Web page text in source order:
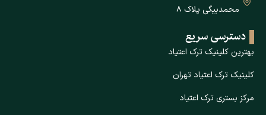
محمدبیگی پلاک ۸
دسترسی سریع
بهترین کلینیک ترک اعتیاد
کلینیک ترک اعتیاد تهران
مرکز بستری ترک اعتیاد